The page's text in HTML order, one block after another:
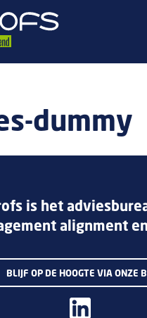
dummy
is het
alignment
BLIJF OP DE HOOGTE VIA ONZE